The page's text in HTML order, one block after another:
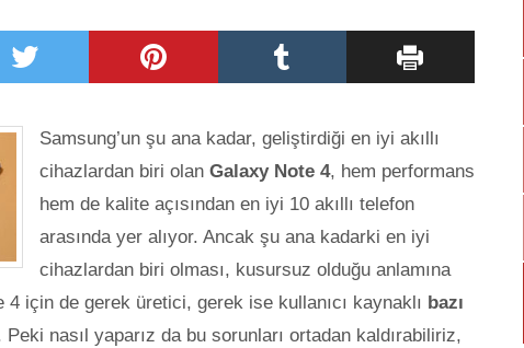
Samsung’un şu ana kadar, geliştirdiği en iyi akıllı
cihazlardan biri olan Galaxy Note 4, hem performans
hem de kalite açısından en iyi 10 akıllı telefon
arasında yer alıyor. Ancak şu ana kadarki en iyi
cihazlardan biri olması, kusursuz olduğu anlamına
için de gerek üretici, gerek ise kullanıcı kaynaklı bazı
Peki nasıl yaparız da bu sorunları ortadan kaldırabiliriz,